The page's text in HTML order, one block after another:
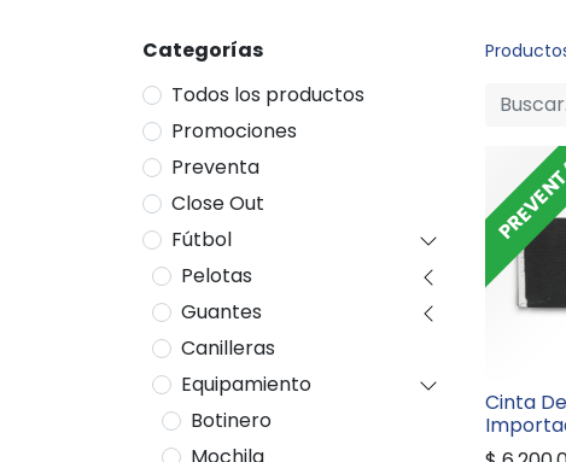
Categorías
Todos los productos
Promociones
Preventa
Close Out
Fútbol
Pelotas
Guantes
Canilleras
Equipamiento
Botinero
Cinta